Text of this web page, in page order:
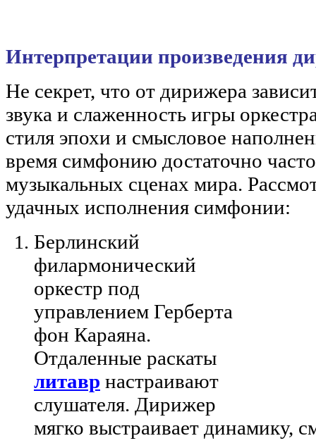
Интерпретации произведения
Не секрет, что от дирижера
звука и слаженность игры
стиля эпохи и смысловое
время симфонию достаточно
музыкальных сценах мира.
удачных исполнения симфонии:
Берлинский
филармонический
оркестр под
управлением Герберта
фон Караяна.
Отдаленные раскаты
литавр настраивают
слушателя. Дирижер
мягко выстраивает динамику,